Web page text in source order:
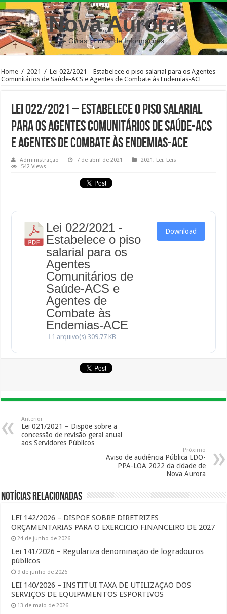
Nova Aurora
– Goiás | Portal de Informações
Home / 2021 / Lei 022/2021 – Estabelece o piso salarial para os Agentes
Comunitários de Saúde-ACS e Agentes de Combate às Endemias-ACE
Lei 022/2021 – Estabelece o piso salarial
para os Agentes Comunitários de Saúde-ACS
e Agentes de Combate às Endemias-ACE
Administração 7 de abril de 2021 2021, Lei, Leis
542 Views
Lei 022/2021 -
Estabelece o piso
salarial para os
Agentes
Comunitários de
Saúde-ACS e
Agentes de
Combate às
Endemias-ACE
1 arquivo(s)309.77 KB
Download
Anterior
Lei 021/2021 – Dispõe sobre a
concessão de revisão geral anual
aos Servidores Públicos
Próximo
Aviso de audiência Pública LDO-
PPA-LOA 2022 da cidade de
Nova Aurora
Notícias Relacionadas
LEI 142/2026 – DISPOE SOBRE DIRETRIZES
ORÇAMENTARIAS PARA O EXERCICIO FINANCEIRO DE 2027
24 de junho de 2026
Lei 141/2026 – Regulariza denominação de logradouros
públicos
9 de junho de 2026
LEI 140/2026 – INSTITUI TAXA DE UTILIZAÇAO DOS
SERVIÇOS DE EQUIPAMENTOS ESPORTIVOS
13 de maio de 2026